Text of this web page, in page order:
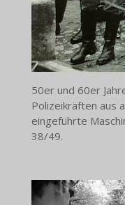
50er und 60er
Polizeikräften aus
eingeführte
38/49.